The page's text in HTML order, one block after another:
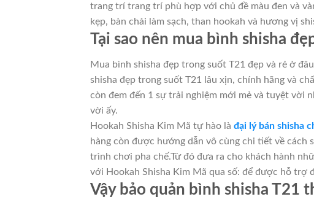
trang trí trang trí phù hợp với chủ đề màu đen và
kẹp, bàn chải làm sạch, than hookah và hương vị
Tại sao nên mua bình shisha
Mua bình shisha đẹp trong suốt T21 đẹp và rẻ ở
shisha đẹp trong suốt T21 lâu xịn, chính hãng và
còn đem đến 1 sự trải nghiệm mới mẻ và tuyệt vời
vời ấy.
Hookah Shisha Kim Mã tự hào là đại lý bán shisha
hàng còn được hướng dẫn vô cùng chi tiết về cách
trình chơi pha chế.Từ đó đưa ra cho khách hành
với Hookah Shisha Kim Mã qua số: để được hỗ trợ
Vậy bảo quản bình shisha T21